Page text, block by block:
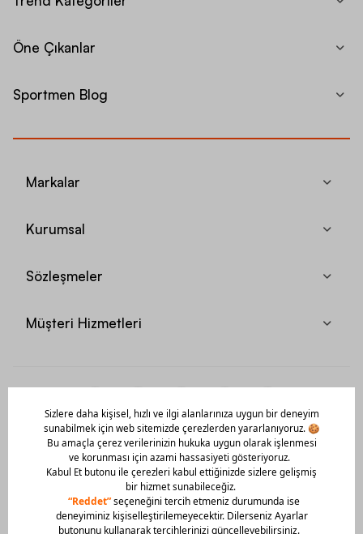
Öne Çıkanlar
Sportmen Blog
Markalar
Kurumsal
Sözleşmeler
Müşteri Hizmetleri
Mobil Uygulamamızı Hemen İndir!